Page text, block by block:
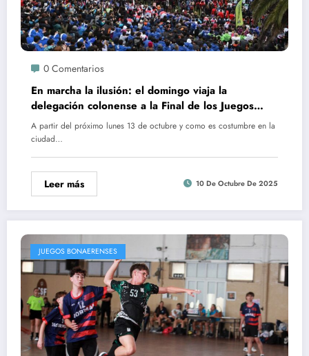
0 Comentarios
En marcha la ilusión: el domingo viaja la
delegación colonense a la Final de los Juegos
Bonaerenses en Mar del Plata
A partir del próximo lunes 13 de octubre y como es costumbre en la
ciudad…
Leer más 10 De Octubre De 2025
JUEGOS BONAERENSES